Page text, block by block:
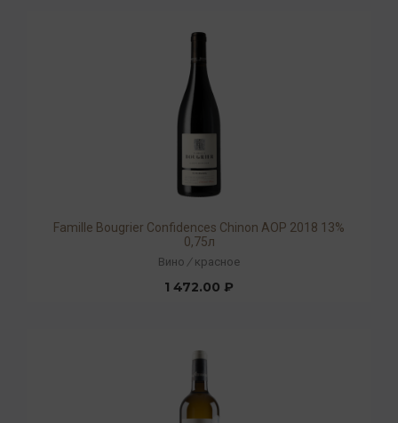
Famille Bougrier Confidences Chinon AOP 2018 13%
0,75л
Вино / красное
1 472.00 ₽